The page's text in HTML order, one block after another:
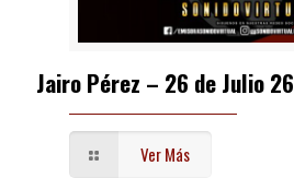
Jairo Pérez – 26 de Julio 26
Ver Más